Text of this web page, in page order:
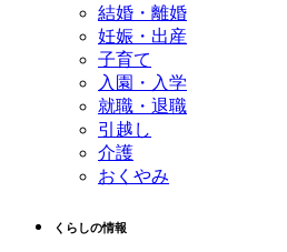
結婚・離婚
妊娠・出産
子育て
入園・入学
就職・退職
引越し
介護
おくやみ
くらしの情報